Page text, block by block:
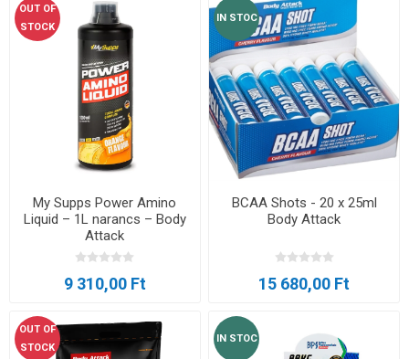
OUT OF
STOCK
My Supps Power Amino
Liquid – 1L narancs – Body
Attack
9 310,00 Ft
IN STOC
BCAA Shots - 20 x 25ml
Body Attack
15 680,00 Ft
OUT OF
STOCK
IN STOC